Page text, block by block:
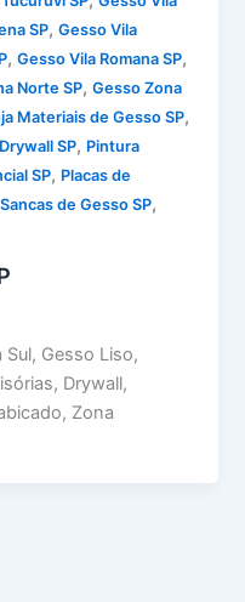
SP,Gesso Vila
,Gesso Vila Romana SP,
Norte SP,Gesso Zona
Materiais de Gesso SP,
SP, Pintura
SP, Placas de
Sancas de Gesso SP,
Sul, Gesso Liso,
Drywall,
Zona